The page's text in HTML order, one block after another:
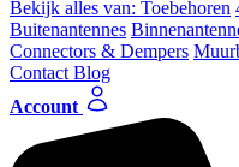
Bekijk alles van: Toebehoren
Buitenantennes
Connectors & Dempers
Contact Blog
Account